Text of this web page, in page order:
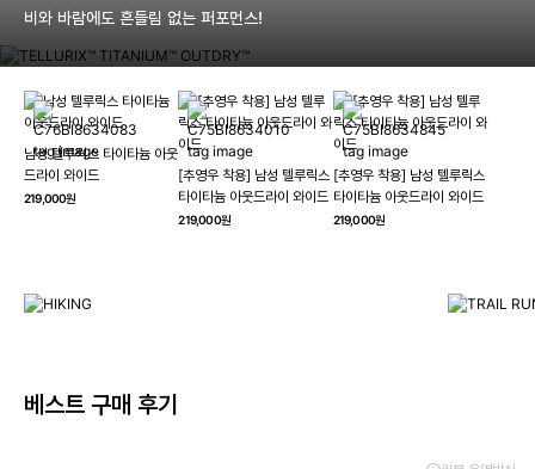
비와 바람에도 흔들림 없는 퍼포먼스!
남성 텔루릭스 타이타늄 아웃
드라이 와이드
219,000원
[추영우 착용] 남성 텔루릭스
타이타늄 아웃드라이 와이드
219,000원
[추영우 착용] 남성 텔루릭스
타이타늄 아웃드라이 와이드
219,000원
HIKING
컬럼비아와 함께 일상을 벗어나
하이킹, 트레킹 등 아웃도어 활동을 즐겨보세요.
베스트 구매 후기